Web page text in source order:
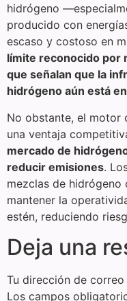
hidrógeno
producido con
escaso y costoso en
límite reconocido por
que señalan que la
hidrógeno aún está
No obstante, el motor
una ventaja
mercado de
reducir emisiones.
mezclas de hidrógeno
mantener la
estén, reduciendo
Deja una
Tu dirección de
Los campos